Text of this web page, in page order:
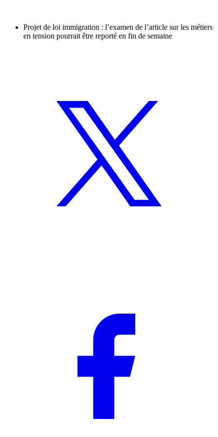
Projet de loi immigration : l’examen de l’article sur les métiers
en tension pourrait être reporté en fin de semaine